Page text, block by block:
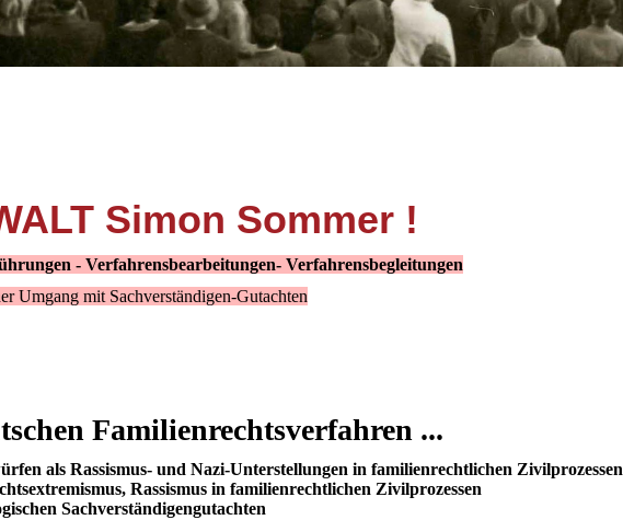
Simon Sommer !
- Verfahrensbearbeitungen- Verfahrensbegleitungen
Umgang mit Sachverständigen-Gutachten
Familienrechtsverfahren ...
als Rassismus- und Nazi-Unterstellungen in familienrechtlichen Zivilprozessen
Rassismus in familienrechtlichen Zivilprozessen
Sachverständigengutachten